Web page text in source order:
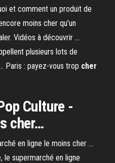
et comment un produit de
moins cher qu'un
Vidéos à découvrir ...
plusieurs lots de
Paris : payez-vous trop cher
Culture -
cher…
en ligne le moins cher ...
le supermarché en ligne